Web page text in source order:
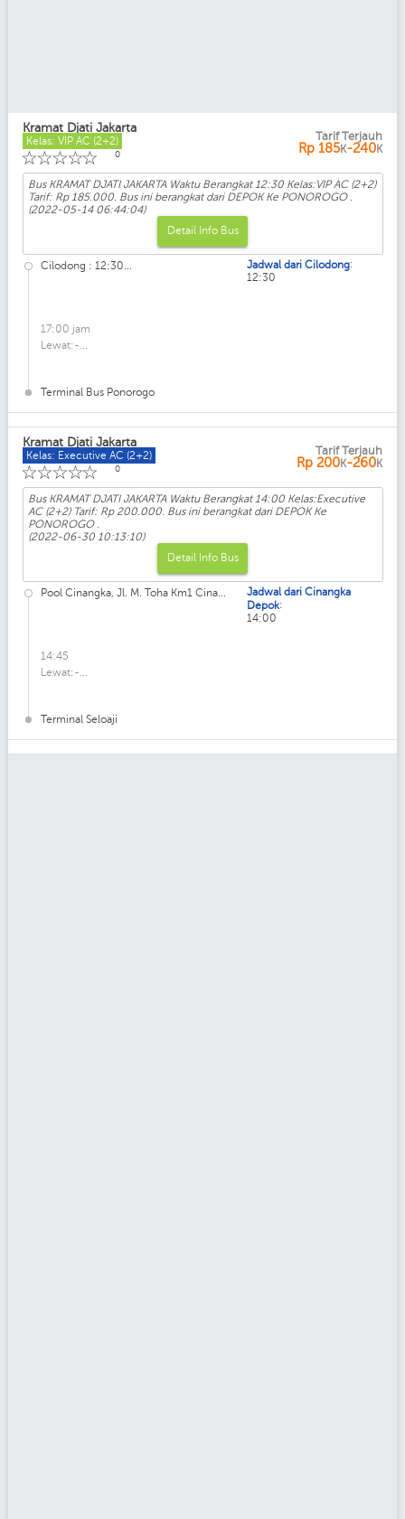
Kramat Djati Jakarta
Kelas: VIP AC (2+2)
☆
☆
☆
☆
☆ 0
Tarif Terjauh
Rp 185K-240K
Bus KRAMAT DJATI JAKARTA Waktu Berangkat 12:30 Kelas:VIP AC (2+2)
Tarif: Rp 185.000. Bus ini berangkat dari DEPOK Ke PONOROGO .
(2022-05-14 06:44:04)
Detail Info Bus
Cilodong : 12:30...
17:00 jam
Lewat:-...
Terminal Bus Ponorogo
Jadwal dari Cilodong:
12:30
Kramat Djati Jakarta
Kelas: Executive AC (2+2)
☆
☆
☆
☆
☆ 0
Tarif Terjauh
Rp 200K-260K
Bus KRAMAT DJATI JAKARTA Waktu Berangkat 14:00 Kelas:Executive
AC (2+2) Tarif: Rp 200.000. Bus ini berangkat dari DEPOK Ke
PONOROGO .
(2022-06-30 10:13:10)
Detail Info Bus
Pool Cinangka, Jl. M. Toha Km1 Cina...
14:45
Lewat:-...
Terminal Seloaji
Jadwal dari Cinangka
Depok:
14:00